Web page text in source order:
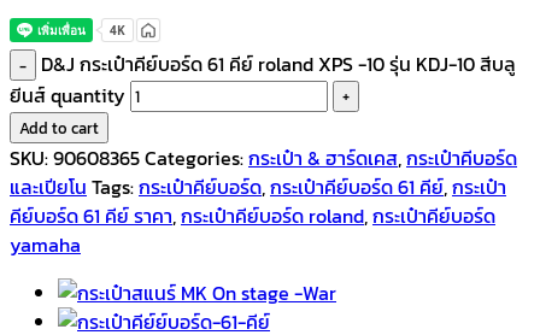
D&J กระเป๋าคีย์บอร์ด 61 คีย์ roland XPS -10 รุ่น KDJ-10 สีบลู
ยีนส์ quantity
Add to cart
SKU:90608365Categories:กระเป๋า & ฮาร์ดเคส,กระเป๋าคีบอร์ด
และเปียโน Tags:กระเป๋าคีย์บอร์ด,กระเป๋าคีย์บอร์ด 61 คีย์,กระเป๋า
คีย์บอร์ด 61 คีย์ ราคา,กระเป๋าคีย์บอร์ด roland,กระเป๋าคีย์บอร์ด
yamaha